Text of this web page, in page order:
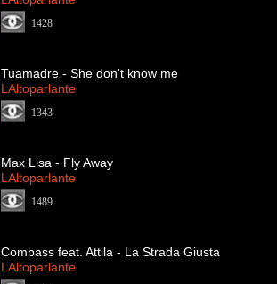
1428
Tuamadre - She don't know me
LAltoparlante
1343
Max Lisa - Fly Away
LAltoparlante
1489
Combass feat. Attila - La Strada Giusta
LAltoparlante